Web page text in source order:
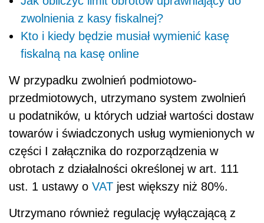
zwolnienia z kasy fiskalnej?
Kto i kiedy będzie musiał wymienić kasę
fiskalną na kasę online
W przypadku zwolnień podmiotowo-
przedmiotowych, utrzymano system zwolnień
u podatników, u których udział wartości dostaw
towarów i świadczonych usług wymienionych w
części I załącznika do rozporządzenia w
obrotach z działalności określonej w art. 111
ust. 1 ustawy o VAT jest większy niż 80%.
Utrzymano również regulację wyłączającą z